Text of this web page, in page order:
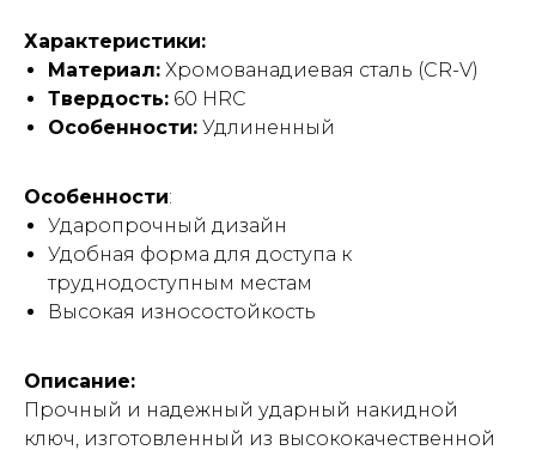
Характеристики:
Материал: Хромованадиевая сталь (CR-V)
Твердость: 60 HRC
Особенности: Удлиненный
Особенности:
Ударопрочный дизайн
Удобная форма для доступа к
труднодоступным местам
Высокая износостойкость
Описание:
Прочный и надежный ударный накидной
ключ, изготовленный из высококачественной